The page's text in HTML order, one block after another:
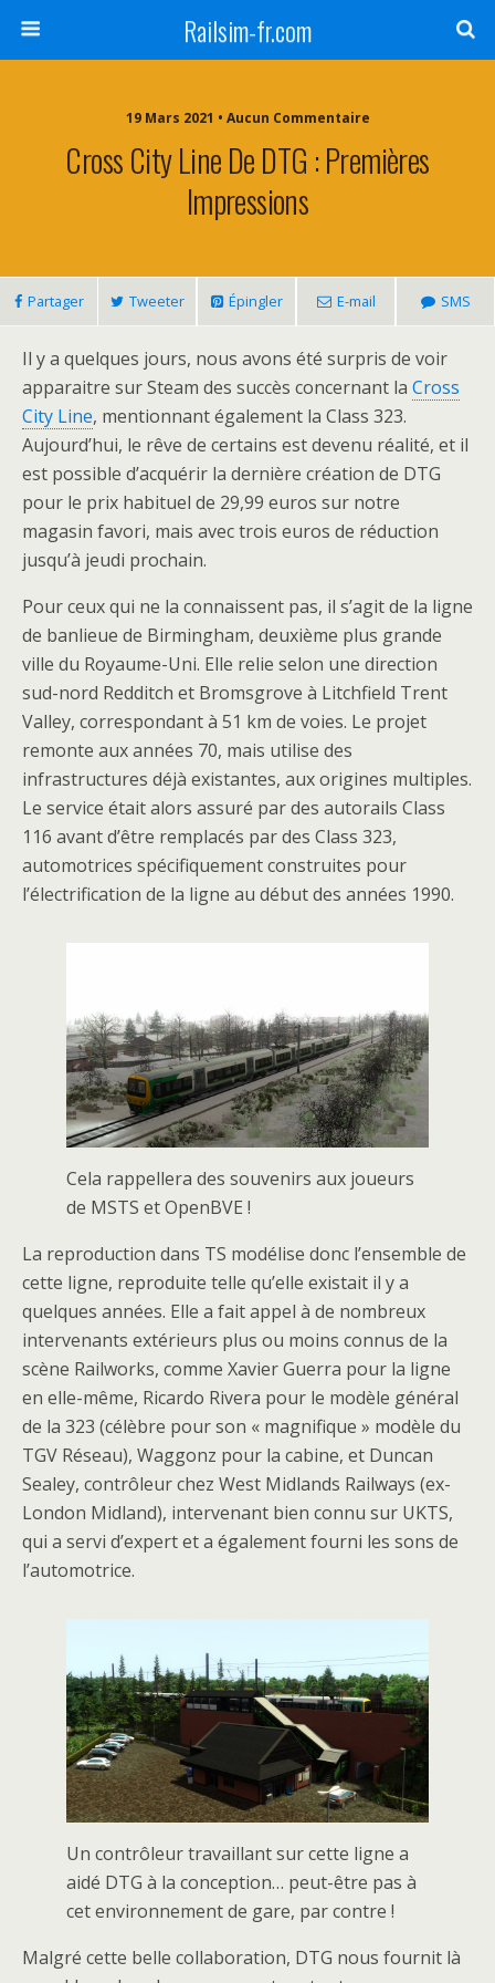
Railsim-fr.com
19 Mars 2021 • Aucun Commentaire
Cross City Line De DTG : Premières
Impressions
Partager Tweeter Épingler E-mail SMS
Il y a quelques jours, nous avons été surpris de voir
apparaitre sur Steam des succès concernant la Cross
City Line, mentionnant également la Class 323.
Aujourd’hui, le rêve de certains est devenu réalité, et il
est possible d’acquérir la dernière création de DTG
pour le prix habituel de 29,99 euros sur notre
magasin favori, mais avec trois euros de réduction
jusqu’à jeudi prochain.
Pour ceux qui ne la connaissent pas, il s’agit de la ligne
de banlieue de Birmingham, deuxième plus grande
ville du Royaume-Uni. Elle relie selon une direction
sud-nord Redditch et Bromsgrove à Litchfield Trent
Valley, correspondant à 51 km de voies. Le projet
remonte aux années 70, mais utilise des
infrastructures déjà existantes, aux origines multiples.
Le service était alors assuré par des autorails Class
116 avant d’être remplacés par des Class 323,
automotrices spécifiquement construites pour
l’électrification de la ligne au début des années 1990.
Cela rappellera des souvenirs aux joueurs
de MSTS et OpenBVE !
La reproduction dans TS modélise donc l’ensemble de
cette ligne, reproduite telle qu’elle existait il y a
quelques années. Elle a fait appel à de nombreux
intervenants extérieurs plus ou moins connus de la
scène Railworks, comme Xavier Guerra pour la ligne
en elle-même, Ricardo Rivera pour le modèle général
de la 323 (célèbre pour son « magnifique » modèle du
TGV Réseau), Waggonz pour la cabine, et Duncan
Sealey, contrôleur chez West Midlands Railways (ex-
London Midland), intervenant bien connu sur UKTS,
qui a servi d’expert et a également fourni les sons de
l’automotrice.
Un contrôleur travaillant sur cette ligne a
aidé DTG à la conception… peut-être pas à
cet environnement de gare, par contre !
Malgré cette belle collaboration, DTG nous fournit là